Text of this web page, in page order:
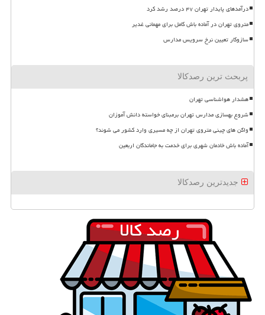
درآمدهای پایدار تهران ۴۷ درصد رشد کرد
متروی تهران در آماده باش کامل برای مهمانی غدیر
سازوکار تعیین نرخ سرویس مدارس
پربحث ترین رصدکالا
هشدار هواشناسی تهران
شروع بهسازی مدارس تهران برمبنای خواسته دانش آموزان
واگن های چینی متروی تهران از چه مسیری وارد کشور می شوند؟
آماده باش خادمان شهری برای خدمت به جاماندگان اربعین
جدیدترین رصدکالا